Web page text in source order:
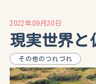
2022年09月30日
現実世界と
その他のつれづれ